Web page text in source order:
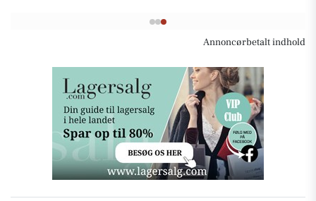
Annoncørbetalt indhold